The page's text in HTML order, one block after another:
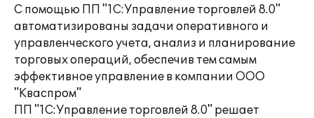
С помощью ПП "1С:Управление торговлей 8.0"
автоматизированы задачи оперативного и
управленческого учета, анализ и планирование
торговых операций, обеспечив тем самым
эффективное управление в компании ООО
"Кваспром"
ПП "1С:Управление торговлей 8.0" решает